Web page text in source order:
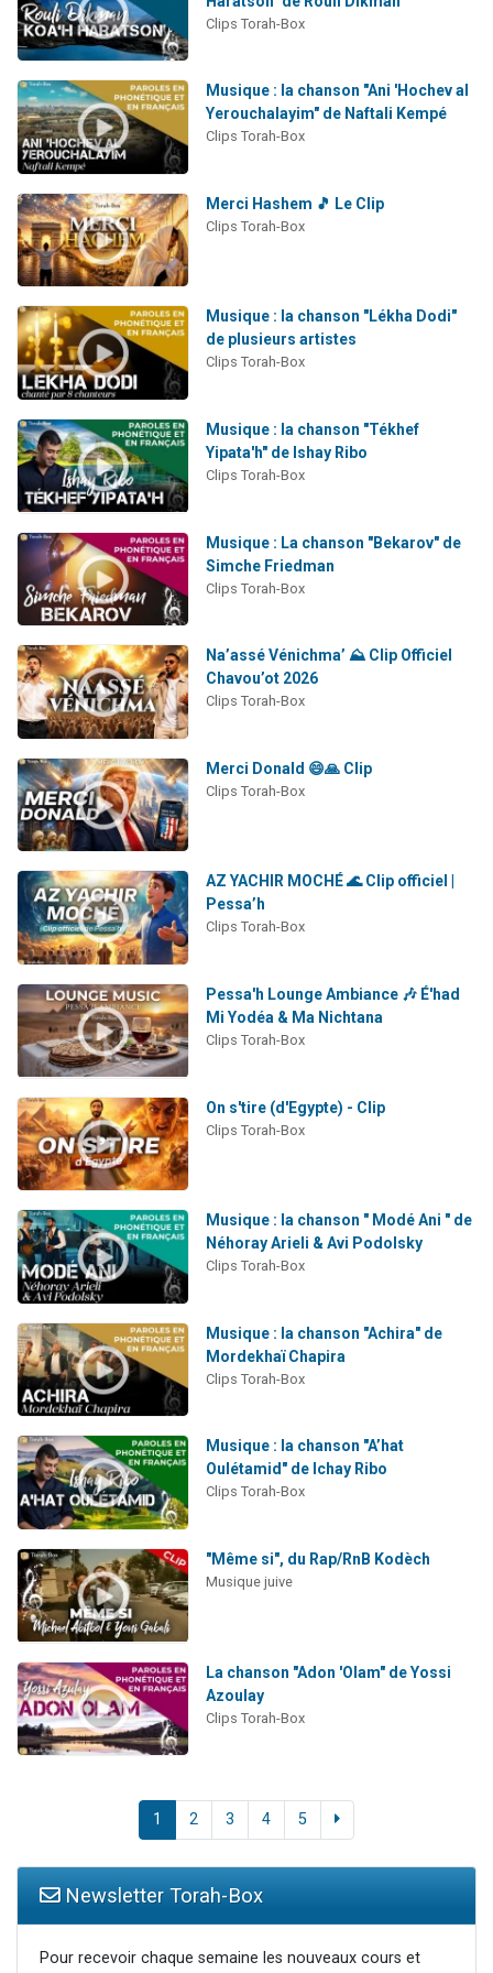
30 personnes viennent de faire un don pour Sauvez la jambe de Yohan
Il reste 49 places pour étudier en groupe sur Zoom
12 nouvelles musiques dans Torah-Box Music
Clips Torah-Box
Musique : la chanson "Ani 'Hochev al
Yerouchalayim" de Naftali Kempé
Clips Torah-Box
Merci Hashem 🎵 Le Clip
Clips Torah-Box
Musique : la chanson "Lékha Dodi"
de plusieurs artistes
Clips Torah-Box
Musique : la chanson "Tékhef
Yipata'h" de Ishay Ribo
Clips Torah-Box
Musique : La chanson "Bekarov" de
Simche Friedman
Clips Torah-Box
Na’assé Vénichma’ ⛰️ Clip Officiel
Chavou’ot 2026
Clips Torah-Box
Merci Donald 😄🙏 Clip
Clips Torah-Box
AZ YACHIR MOCHÉ 🌊 Clip officiel |
Pessa’h
Clips Torah-Box
Pessa'h Lounge Ambiance 🎶 É'had
Mi Yodéa & Ma Nichtana
Clips Torah-Box
On s'tire (d'Egypte) - Clip
Clips Torah-Box
Musique : la chanson " Modé Ani " de
Néhoray Arieli & Avi Podolsky
Clips Torah-Box
Musique : la chanson "Achira" de
Mordekhaï Chapira
Clips Torah-Box
Musique : la chanson "A’hat
Oulétamid" de Ichay Ribo
Clips Torah-Box
"Même si", du Rap/RnB Kodèch
Musique juive
La chanson "Adon 'Olam" de Yossi
Azoulay
Clips Torah-Box
1 2 3 4 5
Newsletter Torah-Box
Pour recevoir chaque semaine les nouveaux cours et